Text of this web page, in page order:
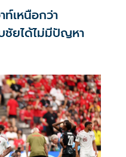
ท์เหนือกว่า
ชัยได้ไม่มีปัญหา